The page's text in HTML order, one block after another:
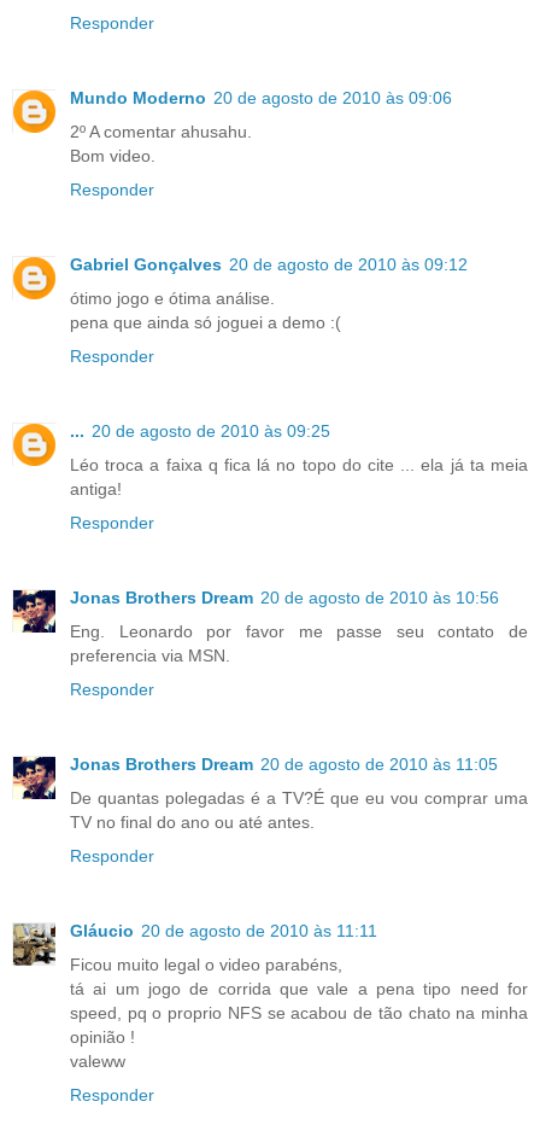
Responder
Mundo Moderno 20 de agosto de 2010 às 09:06
2º A comentar ahusahu.
Bom video.
Responder
Gabriel Gonçalves 20 de agosto de 2010 às 09:12
ótimo jogo e ótima análise.
pena que ainda só joguei a demo :(
Responder
... 20 de agosto de 2010 às 09:25
Léo troca a faixa q fica lá no topo do cite ... ela já ta meia
antiga!
Responder
Jonas Brothers Dream 20 de agosto de 2010 às 10:56
Eng. Leonardo por favor me passe seu contato de
preferencia via MSN.
Responder
Jonas Brothers Dream 20 de agosto de 2010 às 11:05
De quantas polegadas é a TV?É que eu vou comprar uma
TV no final do ano ou até antes.
Responder
Gláucio 20 de agosto de 2010 às 11:11
Ficou muito legal o video parabéns,
tá ai um jogo de corrida que vale a pena tipo need for
speed, pq o proprio NFS se acabou de tão chato na minha
opinião !
valeww
Responder